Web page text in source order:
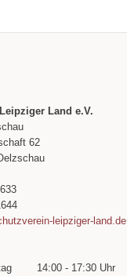
Land e.V.
62
leipziger-land.de
14:00 - 17:30 Uhr